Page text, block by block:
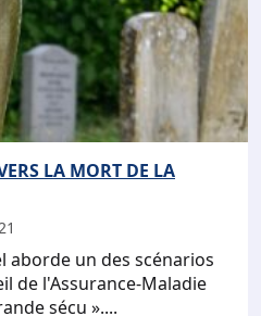
LA MORT DE LA
aborde un des scénarios
de l'Assurance-Maladie
sécu »....